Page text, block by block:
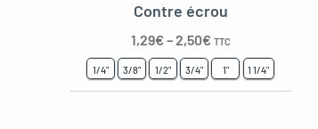
Contre écrou
1,29€–2,50€ TTC
1/4" 3/8" 1/2" 3/4" 1" 1 1/4"